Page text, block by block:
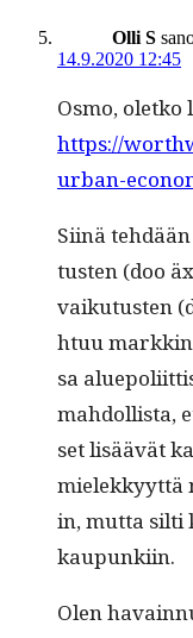
Olli S
14.9.2020 12:45
Osmo,
https://
urban-
Siinä
tusten (doo
vaiku­tusten
htuu
sa
mah­dol­lista,
set lisäävät
mielekkyyt­tä
in, mut­ta silti
kaupunkiin.
Olen